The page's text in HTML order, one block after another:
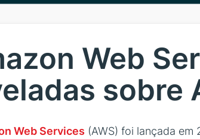
Web
sobre
Web Services (AWS) foi lançada em